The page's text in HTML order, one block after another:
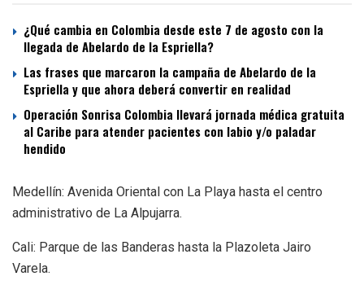
¿Qué cambia en Colombia desde este 7 de agosto con la
llegada de Abelardo de la Espriella?
Las frases que marcaron la campaña de Abelardo de la
Espriella y que ahora deberá convertir en realidad
Operación Sonrisa Colombia llevará jornada médica gratuita
al Caribe para atender pacientes con labio y/o paladar
hendido
Medellín: Avenida Oriental con La Playa hasta el centro
administrativo de La Alpujarra.
Cali: Parque de las Banderas hasta la Plazoleta Jairo
Varela.